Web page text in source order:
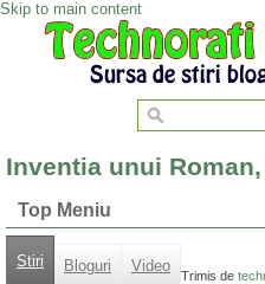
Skip to main content
Inventia unui
Top Meniu
Stiri Bloguri Video
Trimis de